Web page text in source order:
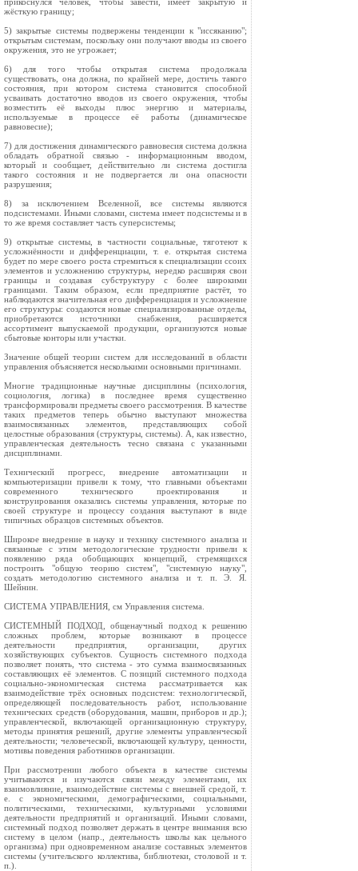
жёсткую границу;
5) закрытые системы подвержены тенденции к "иссяканию";
открытым системам, поскольку они получают вводы из своего
окружения, это не угрожает;
6) для того чтобы открытая система продолжала
существовать, она должна, по крайней мере, достичь такого
состояния, при котором система становится способной
усваивать достаточно вводов из своего окружения, чтобы
возместить её выходы плюс энергию и материалы,
используемые в процессе её работы (динамическое
равновесие);
7) для достижения динамического равновесия система должна
обладать обратной связью - информационным вводом,
который и сообщает, действительно ли система достигла
такого состояния и не подвергается ли она опасности
разрушения;
8) за исключением Вселенной, все системы являются
подсистемами. Иными словами, система имеет подсистемы и в
то же время составляет часть суперсистемы;
9) открытые системы, в частности социальные, тяготеют к
усложнённости и дифференциации, т. е. открытая система
будет по мере своего роста стремиться к специализации ссоих
элементов и усложнению структуры, нередко расширяя свои
границы и создавая субструктуру с более широкими
границами. Таким образом, если предприятие растёт, то
наблюдаются значительная его дифференциация и усложнение
его структуры: создаются новые специализированные отделы,
приобретаются источники снабжения, расширяется
ассортимент выпускаемой продукции, организуются новые
сбытовые конторы или участки.
Значение общей теории систем для исследований в области
управления объясняется несколькими основными причинами.
Многие традиционные научные дисциплины (психология,
социология, логика) в последнее время существенно
трансформировали предметы своего рассмотрения. В качестве
таких предметов теперь обычно выступают множества
взаимосвязанных элементов, представляющих собой
целостные образования (структуры, системы). А, как известно,
управленческая деятельность тесно связана с указанными
дисциплинами.
Технический прогресс, внедрение автоматизации и
компьютеризации привели к тому, что главными объектами
современного технического проектирования и
конструирования оказались системы управления, которые по
своей структуре и процессу создания выступают в виде
типичных образцов системных объектов.
Широкое внедрение в науку и технику системного анализа и
связанные с этим методологические трудности привели к
появлению ряда обобщающих концепций, стремящихся
построить "общую теорию систем", "системную науку",
создать методологию системного анализа и т. п. Э. Я.
Шейнин.
СИСТЕМА УПРАВЛЕНИЯ, см Управления система.
СИСТЕМНЫЙ ПОДХОД, общенаучный подход к решению
сложных проблем, которые возникают в процессе
деятельности предприятия, организации, других
хозяйствующих субъектов. Сущность системного подхода
позволяет понять, что система - это сумма взаимосвязанных
составляющих её элементов. С позиций системного подхода
социально-экономическая система рассматривается как
взаимодействие трёх основных подсистем: технологической,
определяющей последовательность работ, использование
технических средств (оборудования, машин, приборов и др.);
управленческой, включающей организационную структуру,
методы принятия решений, другие элементы управленческой
деятельности; человеческой, включающей культуру, ценности,
мотивы поведения работников организации.
При рассмотрении любого объекта в качестве системы
учитываются и изучаются связи между элементами, их
взаимовлияние, взаимодействие системы с внешней средой, т.
е. с экономическими, демографическими, социальными,
политическими, техническими, культурными условиями
деятельности предприятий и организаций. Иными словами,
системный подход позволяет держать в центре внимания всю
систему в целом (напр., деятельность школы как цельного
организма) при одновременном анализе составных элементов
системы (учительского коллектива, библиотеки, столовой и т.
п.).